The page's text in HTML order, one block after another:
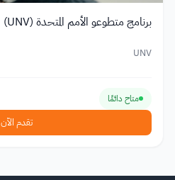
برنامج متطوعو الأمم المتحدة (UNV)
UNV
متاح دائمًا
تقدم الآن